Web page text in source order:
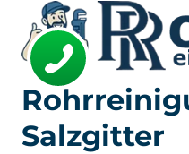
Inhalt
springen
Salzgitter